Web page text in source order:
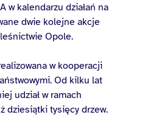
w kalendarzu działań na
dwie kolejne akcje
Opole.
w kooperacji
Od kilku lat
udział w ramach
dziesiątki tysięcy drzew.